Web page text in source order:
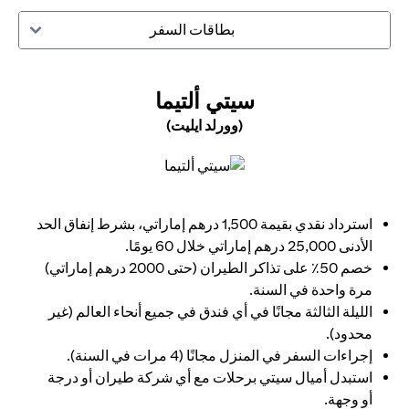
بطاقات السفر
سيتي ألتيما
(وورلد ايليت)
استرداد نقدي بقيمة 1,500 درهم إماراتي، بشرط إنفاق الحد
الأدنى 25,000 درهم إماراتي خلال 60 يومًا.
خصم 50٪ على تذاكر الطيران (حتى 2000 درهم إماراتي)
مرة واحدة في السنة.
الليلة الثالثة مجانًا في أي فندق في جميع أنحاء العالم (غير
محدود).
إجراءات السفر في المنزل مجانًا (4 مرات في السنة).
استبدل أميال سيتي برحلات مع أي شركة طيران أو درجة
أو وجهة.